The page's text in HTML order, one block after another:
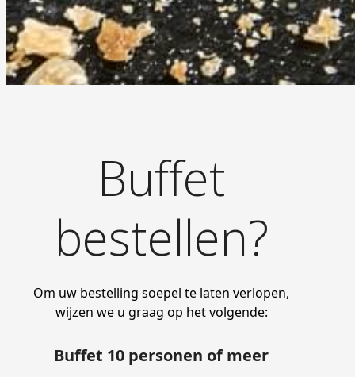
Buffet
bestellen?
Om uw bestelling soepel te laten verlopen,
wijzen we u graag op het volgende:
Buffet 10 personen of meer